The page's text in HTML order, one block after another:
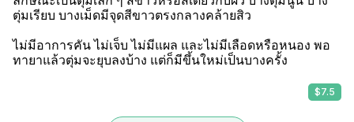
ตุ่มเรียบ บางเม็ดมีจุดสีขาวตรงกลางคล้ายสิว
ไม่มีอาการคัน ไม่เจ็บ ไม่มีแผล และไม่มีเลือดหรือหนอง พอ
ทายาแล้วตุ่มจะยุบลงบ้าง แต่ก็มีขึ้นใหม่เป็นบางครั้ง
$7.5